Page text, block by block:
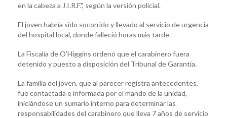
en la cabeza a J.I.R.F.", según la versión policial.
El joven habría sido socorrido y llevado al servicio de urgencia
del hospital local, donde falleció horas más tarde.
La Fiscalía de O’Higgins ordenó que el carabinero fuera
detenido y puesto a disposición del Tribunal de Garantía.
La familia del joven, que al parecer registra antecedentes,
fue contactada e informada por el mando de la unidad,
iniciándose un sumario interno para determinar las
responsabilidades del carabinero que lleva 7 años de servicio